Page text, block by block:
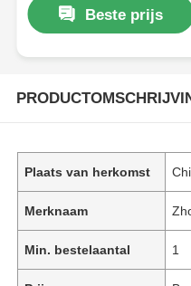
Beste prijs
Plaats van herkomst
Merknaam
Min. bestelaantal 1